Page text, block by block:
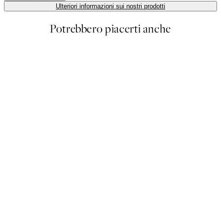
Ulteriori informazioni sui nostri prodotti
Potrebbero piacerti anche